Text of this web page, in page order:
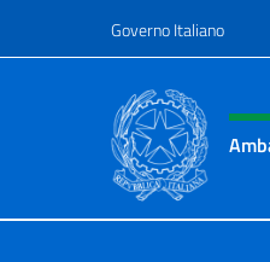
Governo Italiano
Intestazione